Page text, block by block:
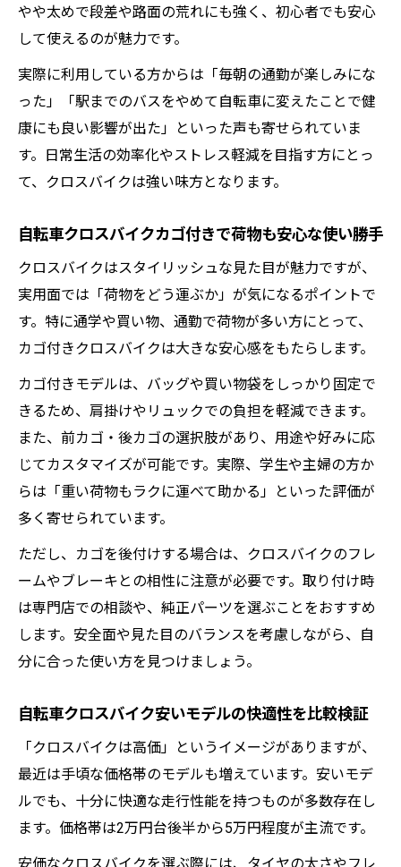
やや太めで段差や路面の荒れにも強く、初心者でも安心
して使えるのが魅力です。
実際に利用している方からは「毎朝の通勤が楽しみにな
った」「駅までのバスをやめて自転車に変えたことで健
康にも良い影響が出た」といった声も寄せられていま
す。日常生活の効率化やストレス軽減を目指す方にとっ
て、クロスバイクは強い味方となります。
自転車クロスバイクカゴ付きで荷物も安心な使い勝手
クロスバイクはスタイリッシュな見た目が魅力ですが、
実用面では「荷物をどう運ぶか」が気になるポイントで
す。特に通学や買い物、通勤で荷物が多い方にとって、
カゴ付きクロスバイクは大きな安心感をもたらします。
カゴ付きモデルは、バッグや買い物袋をしっかり固定で
きるため、肩掛けやリュックでの負担を軽減できます。
また、前カゴ・後カゴの選択肢があり、用途や好みに応
じてカスタマイズが可能です。実際、学生や主婦の方か
らは「重い荷物もラクに運べて助かる」といった評価が
多く寄せられています。
ただし、カゴを後付けする場合は、クロスバイクのフレ
ームやブレーキとの相性に注意が必要です。取り付け時
は専門店での相談や、純正パーツを選ぶことをおすすめ
します。安全面や見た目のバランスを考慮しながら、自
分に合った使い方を見つけましょう。
自転車クロスバイク安いモデルの快適性を比較検証
「クロスバイクは高価」というイメージがありますが、
最近は手頃な価格帯のモデルも増えています。安いモデ
ルでも、十分に快適な走行性能を持つものが多数存在し
ます。価格帯は2万円台後半から5万円程度が主流です。